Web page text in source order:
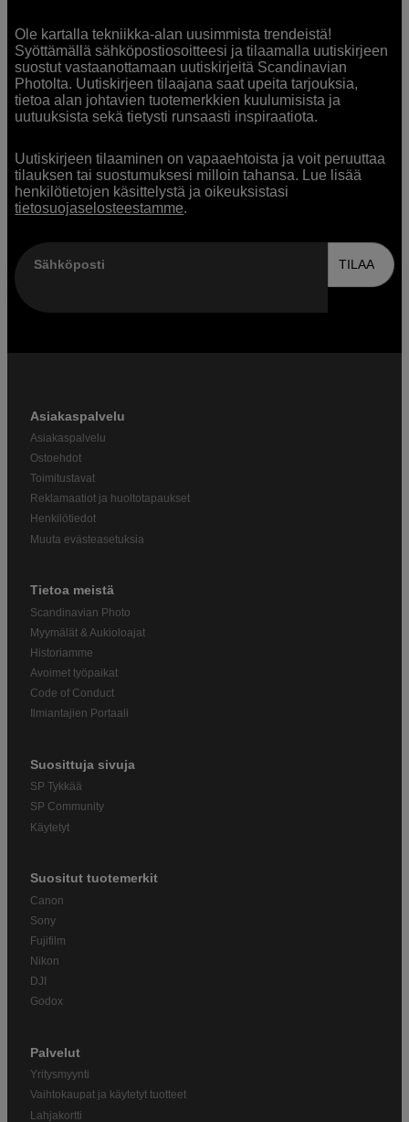
Ole kartalla tekniikka-alan uusimmista trendeistä!
Syöttämällä sähköpostiosoitteesi ja tilaamalla uutiskirjeen
suostut vastaanottamaan uutiskirjeitä Scandinavian
Photolta. Uutiskirjeen tilaajana saat upeita tarjouksia,
tietoa alan johtavien tuotemerkkien kuulumisista ja
uutuuksista sekä tietysti runsaasti inspiraatiota.
Uutiskirjeen tilaaminen on vapaaehtoista ja voit peruuttaa
tilauksen tai suostumuksesi milloin tahansa. Lue lisää
henkilötietojen käsittelystä ja oikeuksistasi
tietosuojaselosteestamme.
Sähköposti TILAA
Asiakaspalvelu
Asiakaspalvelu
Ostoehdot
Toimitustavat
Reklamaatiot ja huoltotapaukset
Henkilötiedot
Muuta evästeasetuksia
Tietoa meistä
Scandinavian Photo
Myymälät & Aukioloajat
Historiamme
Avoimet työpaikat
Code of Conduct
Ilmiantajien Portaali
Suosittuja sivuja
SP Tykkää
SP Community
Käytetyt
Suositut tuotemerkit
Canon
Sony
Fujifilm
Nikon
DJI
Godox
Palvelut
Yritysmyynti
Vaihtokaupat ja käytetyt tuotteet
Lahjakortti